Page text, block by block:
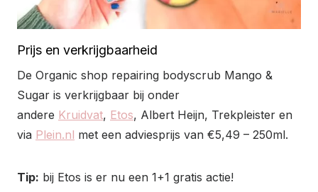
Prijs en verkrijgbaarheid
De Organic shop repairing bodyscrub Mango &
Sugar is verkrijgbaar bij onder
andere Kruidvat, Etos, Albert Heijn, Trekpleister en
via Plein.nl met een adviesprijs van €5,49 – 250ml.
Tip: bij Etos is er nu een 1+1 gratis actie!